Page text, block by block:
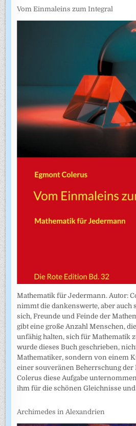
Vom Einmaleins zum Integral
Mathematik für Jedermann. Autor:
nimmt die dankenswerte, aber auch
sich, Freunde und Feinde der
gibt eine große Anzahl Menschen,
unfähig halten, sich für Mathematik
wurde dieses Buch geschrieben,
Mathematiker, sondern von einem
einer souveränen Beherrschung der
Colerus diese Aufgabe
ihm für die schönen Gleichnisse
Archimedes in Alexandrien